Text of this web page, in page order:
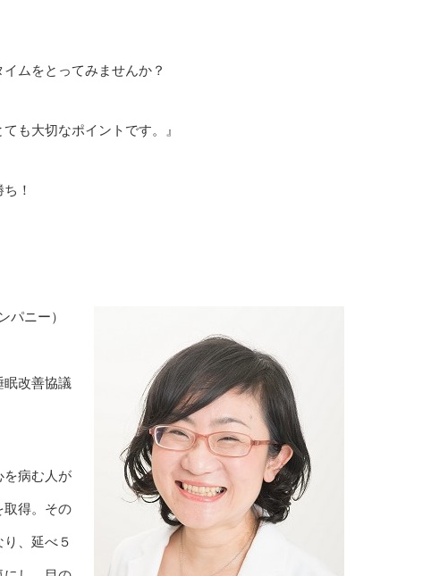
ムをとってみませんか？
も大切なポイントです。』
！
ニー）
改善協議
を病む人が
取得。その
、延べ５